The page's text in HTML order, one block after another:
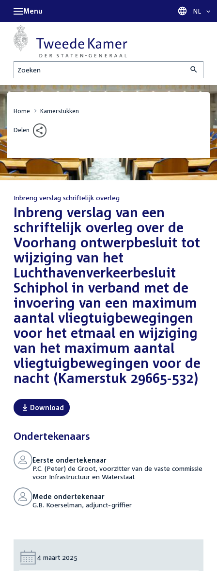
Zoeken
Menu Taal
NL
Home Kamerstukken
Delen
Inbreng verslag schriftelijk overleg
:Inbreng verslag van een
schriftelijk overleg over de
Voorhang ontwerpbesluit tot
wijziging van het
Luchthavenverkeerbesluit
Schiphol in verband met de
invoering van een maximum
aantal vliegtuigbewegingen
voor het etmaal en wijziging
van het maximum aantal
vliegtuigbewegingen voor de
nacht (Kamerstuk 29665-532)
Download
Ondertekenaars
Eerste ondertekenaar
P.C. (Peter) de Groot, voorzitter van de vaste commissie
voor Infrastructuur en Waterstaat
Mede ondertekenaar
G.B. Koerselman, adjunct-griffier
Datum:
4 maart 2025